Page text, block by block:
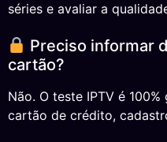
séries e avaliar a
Preciso informar
cartão?
Não. O teste IPTV é
cartão de crédito,